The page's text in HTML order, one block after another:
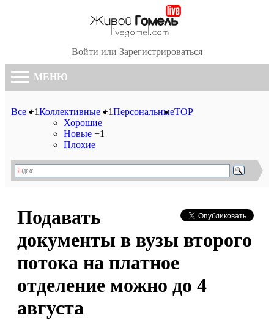
Войти или Зарегистрироваться
МЕНЮ
Все +1Коллективные +1
Хорошие
Новые +1
Плохие
ПерсональныеTOP
Подавать
документы в вузы второго
потока на платное
отделение можно до 4
августа